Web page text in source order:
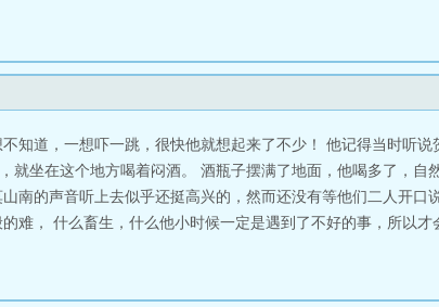
知道，一想吓一跳，很快他就想起来了不少！ 他记得当时听
就坐在这个地方喝着闷酒。 酒瓶子摆满了地面，他喝多了，自
南的声音听上去似乎还挺高兴的，然而还没有等他们二人开口
难， 什么畜生，什么他小时候一定是遇到了不好的事，所以